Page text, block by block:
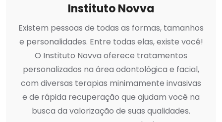
Instituto Novva
Existem pessoas de todas as formas, tamanhos
e personalidades. Entre todas elas, existe você!
O Instituto Novva oferece tratamentos
personalizados na área odontológica e facial,
com diversas terapias minimamente invasivas
e de rápida recuperação que ajudam você na
busca da valorização de suas qualidades.